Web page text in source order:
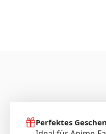
Perfektes